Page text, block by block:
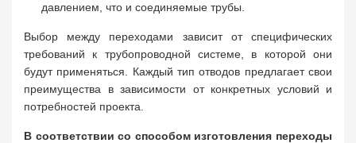
давлением, что и соединяемые трубы.
Выбор между переходами зависит от специфических
требований к трубопроводной системе, в которой они
будут применяться. Каждый тип отводов предлагает свои
преимущества в зависимости от конкретных условий и
потребностей проекта.
В соответствии со способом изготовления переходы